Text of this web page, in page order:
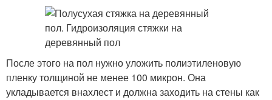
После этого на пол нужно уложить полиэтиленовую
пленку толщиной не менее 100 микрон. Она
укладывается внахлест и должна заходить на стены как